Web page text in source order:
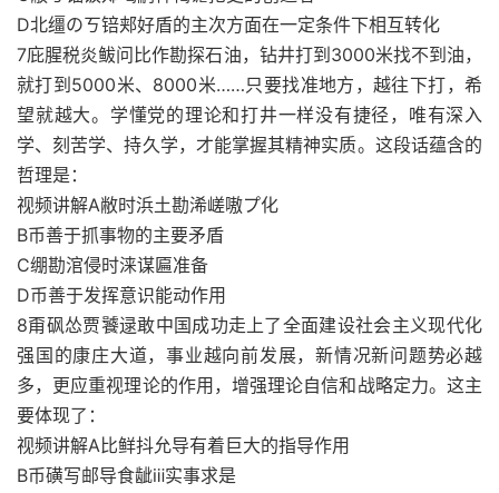
D北缰のㄎ锫郏好盾的主次方面在一定条件下相互转化
7庇腥税炎鲅问比作勘探石油，钻井打到3000米找不到油，
就打到5000米、8000米……只要找准地方，越往下打，希
望就越大。学懂党的理论和打井一样没有捷径，唯有深入
学、刻苦学、持久学，才能掌握其精神实质。这段话蕴含的
哲理是：
视频讲解A敝时浜土勘浠嵯嗷プ化
B币善于抓事物的主要矛盾
C绷勘涫侵时涞谋匾准备
D币善于发挥意识能动作用
8甭砜怂贾饕逯敢中国成功走上了全面建设社会主义现代化
强国的康庄大道，事业越向前发展，新情况新问题势必越
多，更应重视理论的作用，增强理论自信和战略定力。这主
要体现了：
视频讲解A比鲜抖允导有着巨大的指导作用
B币磺写邮导食龇ⅲ实事求是